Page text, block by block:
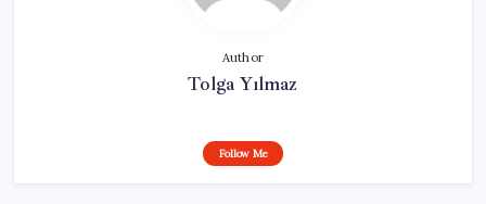
Author
Tolga Yılmaz
Follow Me